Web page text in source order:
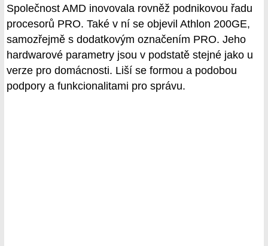
Společnost AMD inovovala rovněž podnikovou řadu
procesorů PRO. Také v ní se objevil Athlon 200GE,
samozřejmě s dodatkovým označením PRO. Jeho
hardwarové parametry jsou v podstatě stejné jako u
verze pro domácnosti. Liší se formou a podobou
podpory a funkcionalitami pro správu.